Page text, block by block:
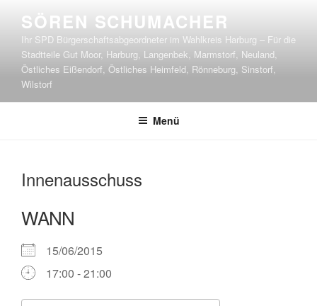
Inhalt
springen
SÖREN SCHUMACHER
Ihr SPD Bürgerschaftsabgeordneter im Wahlkreis Harburg – Für die
Stadtteile Gut Moor, Harburg, Langenbek, Marmstorf, Neuland,
Östliches Eißendorf, Östliches Heimfeld, Rönneburg, Sinstorf,
Wilstorf
Menü
Innenausschuss
WANN
15/06/2015
17:00 - 21:00